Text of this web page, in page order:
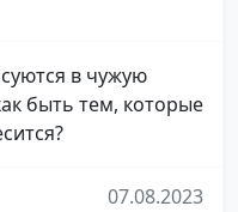
в чужую
быть тем, которые
07.08.2023